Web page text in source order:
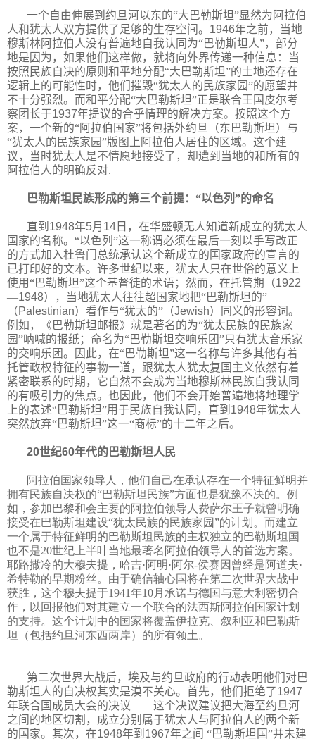
一个自由伸展到约旦河以东的“大巴勒斯坦”显然为阿拉伯
人和犹太人双方提供了足够的生存空间。 1946年之前，当地
穆斯林阿拉伯人没有普遍地自我认同为“巴勒斯坦人”，部分
地是因为，如果他们这样做，就将向外界传递一种信息：当
按照民族自决的原则和平地分配“大巴勒斯坦”的土地还存在
逻辑上的可能性时，他们摧毁“犹太人的民族家园”的愿望并
不十分强烈。而和平分配“大巴勒斯坦”正是联合王国皮尔考
察团长于1937年提议的合乎情理的解决方案。按照这个方
案，一个新的“阿拉伯国家”将包括外约旦（东巴勒斯坦）与
“犹太人的民族家园”版图上阿拉伯人居住的区域。这个建
议，当时犹太人是不情愿地接受了，却遭到当地的和所有的
阿拉伯人的明确反对.
巴勒斯坦民族形成的第三个前提：“以色列”的命名
直到 1948年5月 14 日，在华盛顿无人知道新成立的犹太人
国家的名称。“以色列”这一称谓必须在最后一刻以手写改正
的方式加入杜鲁门总统承认这个新成立的国家政府的宣言的
已打印好的文本。许多世纪以来，犹太人只在世俗的意义上
使用“巴勒斯坦”这个基督徒的术语；然而，在托管期（1922
—1948），当地犹太人往往超国家地把“巴勒斯坦的”
（Palestinian）看作与“犹太的”（Jewish）同义的形容词。
例如，《巴勒斯坦邮报》就是著名的为“犹太民族的民族家
园”呐喊的报纸；命名为“巴勒斯坦交响乐团”只有犹太音乐家
的交响乐团。因此，在“巴勒斯坦”这一名称与许多其他有着
托管政权特征的事物一道，跟犹太人犹太复国主义依然有着
紧密联系的时期，它自然不会成为当地穆斯林民族自我认同
的有吸引力的焦点。也因此，他们不会开始普遍地将地理学
上的表述“巴勒斯坦”用于民族自我认同，直到 1948年犹太人
突然放弃“巴勒斯坦”这一“商标”的十二年之后。
20世纪60年代的巴勒斯坦人民
阿拉伯国家领导人，他们自己在承认存在一个特征鲜明并
拥有民族自决权的“巴勒斯坦民族”方面也是犹豫不决的。例
如，参加巴​​黎和会主要的阿拉伯领导人费萨尔王子就曾明确
接受在巴勒斯坦建设“犹太民族的民族家园”的计划。而建立
一个属于特征鲜明的巴勒斯坦民族的主权独立的巴勒斯坦国
也不是20世纪上半叶当地最著名阿拉伯领导人的首选方案。
耶路撒冷的大穆夫提，哈吉·阿明·阿尔-侯赛因曾经是阿道夫·
希特勒的早期粉丝。由于确信轴心国将在第二次世界大战中
获胜，这个穆夫提于1941年10月承诺与德国与意大利密切合
作，以回报他们对其建立一个联合的法西斯阿拉伯国家计划
的支持。这个计划中的国家将覆盖伊拉克、叙利亚和巴勒斯
坦（包括约旦河东西两岸）的所有领土。
第二次世界大战后，埃及与约旦政府的行动表明他们对巴
勒斯坦人的自决权其实是漠不关心。首先，他们拒绝了1947
年联合国成员大会的决议——这个决议建议把大海至约旦河
之间的地区切割，成立分别属于犹太人与阿拉伯人的两个新
的国家。其次，在1948年到 1967年之间 “巴勒斯坦国”并未建